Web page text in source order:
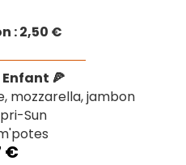
: 2,50 €
🍕
mozzarella, jambon
Sun
€